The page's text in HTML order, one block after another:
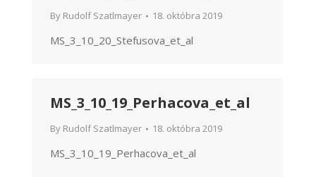
By Rudolf Szatlmayer 18. októbra 2019
MS_3_10_20_Stefusova_et_al
MS_3_10_19_Perhacova_et_al
By Rudolf Szatlmayer 18. októbra 2019
MS_3_10_19_Perhacova_et_al